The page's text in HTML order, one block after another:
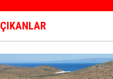
ÇIKANLAR